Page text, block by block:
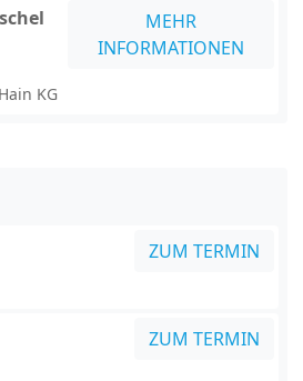
MEHR
INFORMATIONEN
KG
ZUM TERMIN
ZUM TERMIN